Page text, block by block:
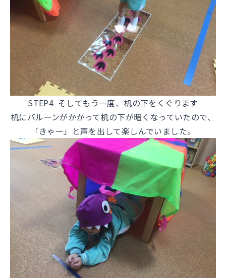
STEP4 そしてもう一度、机の下をくぐります
机にバルーンがかかって机の下が暗くなっていたので、
「きゃー」と声を出して楽しんでいました。